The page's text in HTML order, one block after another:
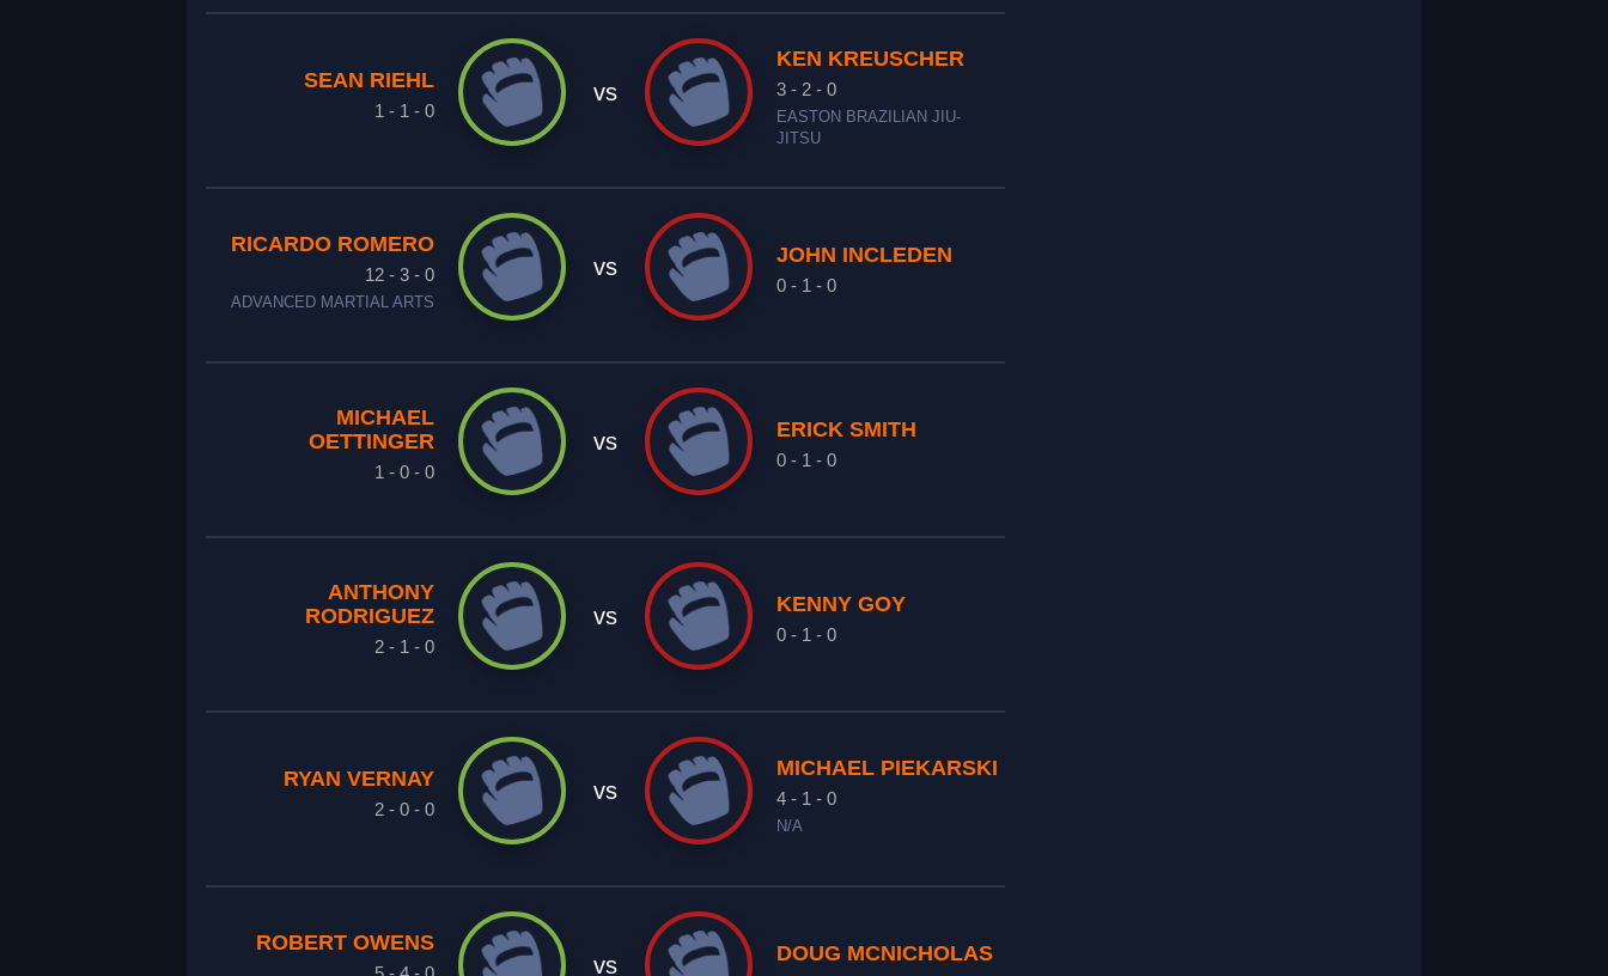
SEAN RIEHL
1 - 1 - 0
vs
KEN KREUSCHER
3 - 2 - 0
EASTON BRAZILIAN JIU-
JITSU
RICARDO ROMERO
12 - 3 - 0
ADVANCED MARTIAL ARTS
vs JOHN INCLEDEN
0 - 1 - 0
MICHAEL
OETTINGER
1 - 0 - 0
vs ERICK SMITH
0 - 1 - 0
ANTHONY
RODRIGUEZ
2 - 1 - 0
vs KENNY GOY
0 - 1 - 0
RYAN VERNAY
2 - 0 - 0
vs
MICHAEL PIEKARSKI
4 - 1 - 0
N/A
ROBERT OWENS
vs DOUG MCNICHOLAS